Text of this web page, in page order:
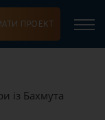
ПРОЕКТ
із Бахмута